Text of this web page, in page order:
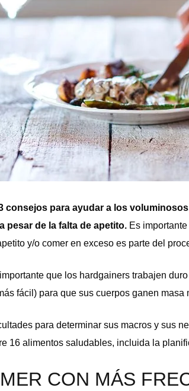
consejos para ayudar a los
pesar de la falta de apetito. Es
y/o comer en exceso es parte del
que los hardgainers trabajen
fácil) para que sus cuerpos ganen
para determinar sus macros y sus
16 alimentos saludables, incluida la
CON MÁS